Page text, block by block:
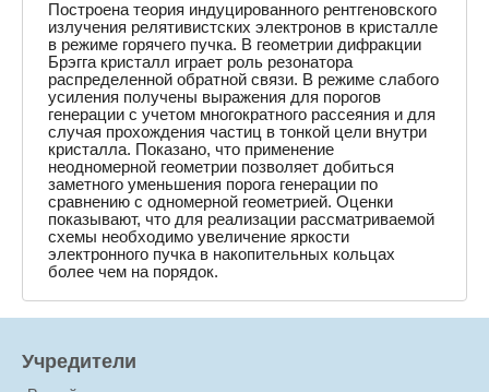
Построена теория индуцированного рентгеновского
излучения релятивистских электронов в кристалле
в режиме горячего пучка. В геометрии дифракции
Брэгга кристалл играет роль резонатора
распределенной обратной связи. В режиме слабого
усиления получены выражения для порогов
генерации с учетом многократного рассеяния и для
случая прохождения частиц в тонкой цели внутри
кристалла. Показано, что применение
неодномерной геометрии позволяет добиться
заметного уменьшения порога генерации по
сравнению с одномерной геометрией. Оценки
показывают, что для реализации рассматриваемой
схемы необходимо увеличение яркости
электронного пучка в накопительных кольцах
более чем на порядок.
Учредители